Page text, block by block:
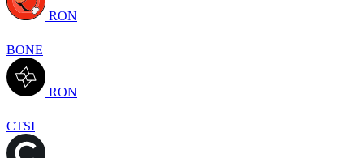
RON
BONE
RON
CTSI